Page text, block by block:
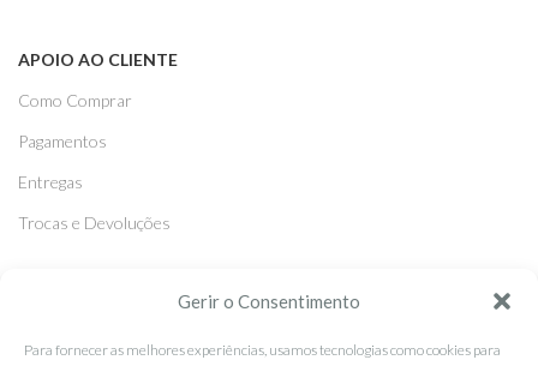
Gerir o Consentimento
Para fornecer as melhores experiências, usamos tecnologias como cookies para
APOIO AO CLIENTE
Como Comprar
Pagamentos
Entregas
Trocas e Devoluções
Facebook